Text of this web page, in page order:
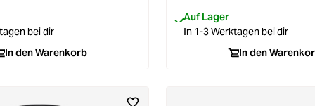
bei dir
In den Warenkorb
Auf Lager
In 1-3 Werktagen bei dir
In den